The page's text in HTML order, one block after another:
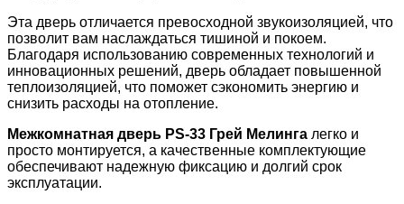
Эта дверь отличается превосходной звукоизоляцией, что
позволит вам наслаждаться тишиной и покоем.
Благодаря использованию современных технологий и
инновационных решений, дверь обладает повышенной
теплоизоляцией, что поможет сэкономить энергию и
снизить расходы на отопление.
Межкомнатная дверь PS-33 Грей Мелинга легко и
просто монтируется, а качественные комплектующие
обеспечивают надежную фиксацию и долгий срок
эксплуатации.